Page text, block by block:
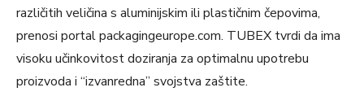
različitih veličina s aluminijskim ili plastičnim čepovima,
prenosi portal packagingeurope.com. TUBEX tvrdi da ima
visoku učinkovitost doziranja za optimalnu upotrebu
proizvoda i “izvanredna” svojstva zaštite.